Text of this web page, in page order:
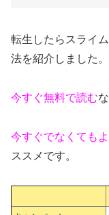
転生したらスライ
法を紹介しました。
今すぐ無料で読む
今すぐでなくても
ススメです。